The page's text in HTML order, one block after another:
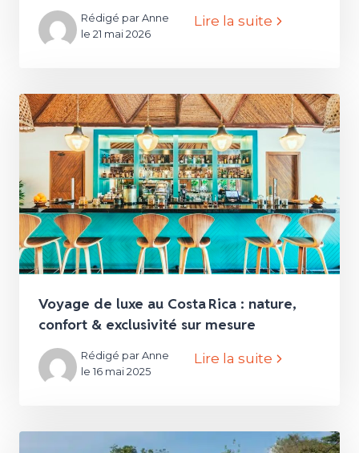
Rédigé par Anne
le 21 mai 2026
Lire la suite
Voyage de luxe au Costa Rica : nature,
confort & exclusivité sur mesure
Rédigé par Anne
le 16 mai 2025
Lire la suite